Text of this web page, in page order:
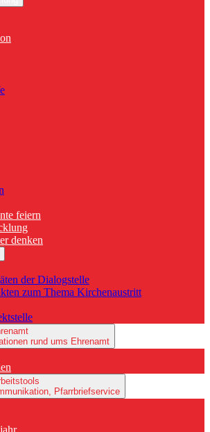
feiern
denken
der Dialogstelle
zum Thema Kirchenaustritt
rund ums Ehrenamt
Pfarrbriefservice